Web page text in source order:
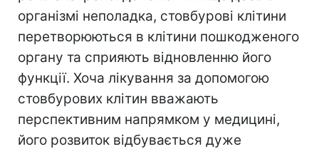
організмі неполадка, стовбурові клітини
перетворюються в клітини пошкодженого
органу та сприяють відновленню його
функції. Хоча лікування за допомогою
стовбурових клітин вважають
перспективним напрямком у медицині,
його розвиток відбувається дуже